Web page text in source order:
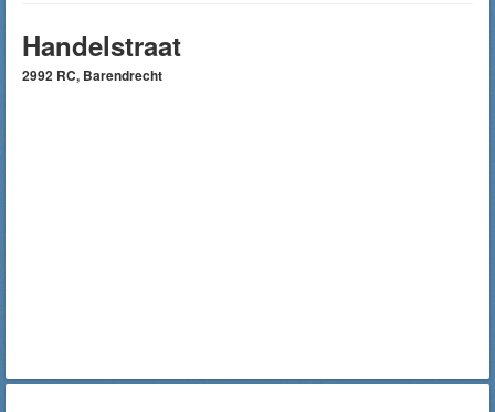
Handelstraat
2992 RC, Barendrecht